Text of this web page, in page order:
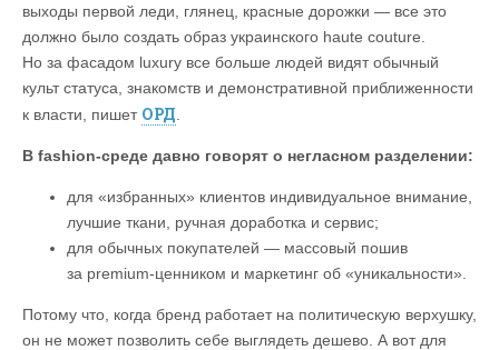
выходы первой леди, глянец, красные дорожки — все это
должно было создать образ украинского haute couture.
Но за фасадом luxury все больше людей видят обычный
культ статуса, знакомств и демонстративной приближенности
к власти, пишет ОРД
В fashion-среде давно говорят о негласном разделении:
для «избранных» клиентов индивидуальное внимание,
лучшие ткани, ручная доработка и сервис;
для обычных покупателей — массовый пошив
за premium-ценником и маркетинг об «уникальности».
Потому что, когда бренд работает на политическую верхушку,
он не может позволить себе выглядеть дешево. А вот для